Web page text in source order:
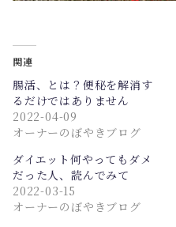
関連
腸活、とは？便秘を解消す
るだけではありません
2022-04-09
オーナーのぼやきブログ
ダイエット何やってもダメ
だった人、読んでみて
2022-03-15
オーナーのぼやきブログ